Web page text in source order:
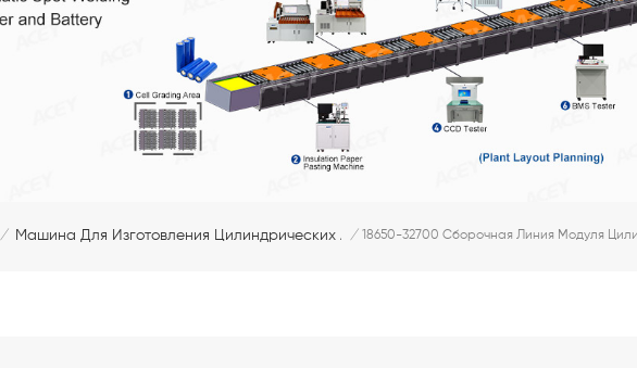
/ Машина Для Изготовления Цилиндрических Аккумуляторных Батарей
/ 18650-32700 Сборочная Линия Модуля